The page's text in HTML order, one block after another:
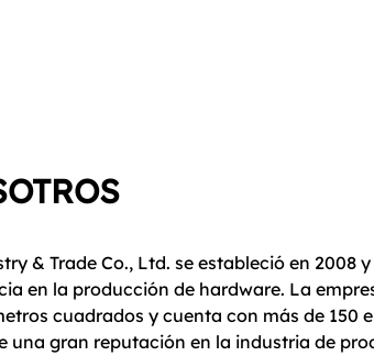
& Trade Co., Ltd. se estableció en 2008
en la producción de hardware. La
cuadrados y cuenta con más de 150
una gran reputación en la industria de